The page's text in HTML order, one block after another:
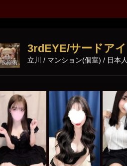
3rdEYE/サードアイ
立川 / マンション(個室) / 日本人